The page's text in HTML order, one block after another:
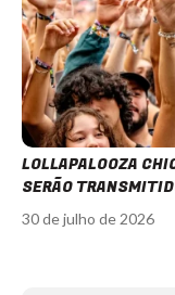
LOLLAPALOOZA
SERÃO
30 de julho de 2026